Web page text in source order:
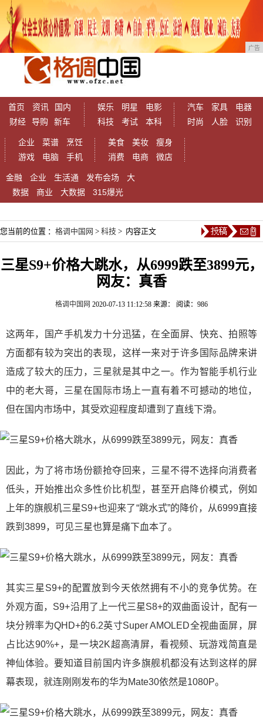
广告
首页 资讯
国内
财经
导购 新车
娱乐 明星
电影
科技
考试 本科
汽车 家具
电器
时尚
人脸 识别
企业 菜谱
烹饪
游戏
电脑 手机
美食 美妆
瘦身
消费
电商 微店
金融 企业 生活通 发布会场
大
数据
商业 大数据 315爆光
您当前的位置 ： 格调中国网 > 科技 > 内容正文
三星S9+价格大跳水，从6999跌至3899元，
网友：真香
格调中国网 2020-07-13 11:12:58 来源： 阅读：986
这两年，国产手机发力十分迅猛，在全面屏、快充、拍照等
方面都有较为突出的表现，这样一来对于许多国际品牌来讲
造成了较大的压力，三星就是其中之一。作为智能手机行业
中的老大哥，三星在国际市场上一直有着不可撼动的地位，
但在国内市场中，其受欢迎程度却遭到了直线下滑。
因此，为了将市场份额抢夺回来，三星不得不选择向消费者
低头，开始推出众多性价比机型，甚至开启降价模式，例如
上年的旗舰机三星S9+也迎来了“跳水式”的降价，从6999直接
跌到3899，可见三星也算是痛下血本了。
其实三星S9+的配置放到今天依然拥有不小的竞争优势。在
外观方面，S9+沿用了上一代三星S8+的双曲面设计，配有一
块分辨率为QHD+的6.2英寸Super AMOLED全视曲面屏，屏
占比达90%+，是一块2K超高清屏，看视频、玩游戏简直是
神仙体验。要知道目前国内许多旗舰机都没有达到这样的屏
幕表现，就连刚刚发布的华为Mate30依然是1080P。